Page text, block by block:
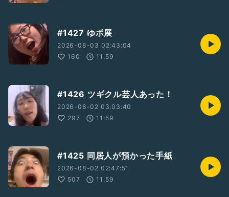
#1427 ゆポ展
2026-08-03 02:43:04
160
11:59
#1426 ツギクル芸人あった！
2026-08-02 03:03:40
297
11:59
#1425 同居人が預かった手紙
2026-08-02 02:47:51
507
11:59